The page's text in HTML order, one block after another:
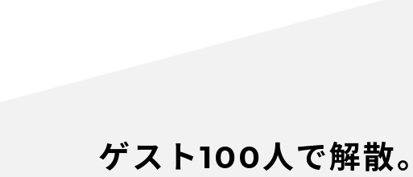
ゲスト100人で解散。